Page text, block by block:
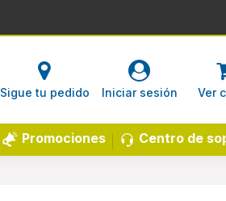
Sigue tu pedido Iniciar sesión Ver
Centro de
Promociones